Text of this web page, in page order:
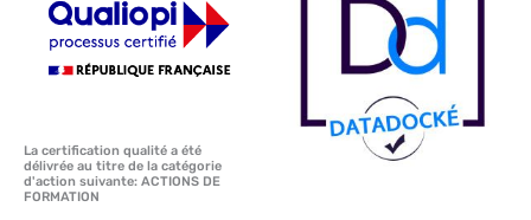
La certification qualité a été
délivrée au titre de la catégorie
d'action suivante: ACTIONS DE
FORMATION